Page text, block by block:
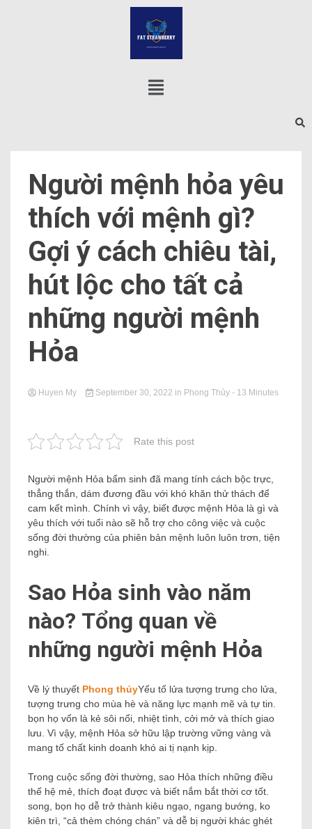
Người mệnh hỏa yêu
thích với mệnh gì?
Gợi ý cách chiêu tài,
hút lộc cho tất cả
những người mệnh
Hỏa
Huyen My September 30, 2022 in Phong Thủy - 13 Minutes
Rate this post
Người mệnh Hỏa bẩm sinh đã mang tính cách bộc trực,
thẳng thắn, dám đương đầu với khó khăn thử thách để
cam kết mình. Chính vì vậy, biết được mệnh Hỏa là gì và
yêu thích với tuổi nào sẽ hỗ trợ cho công việc và cuộc
sống đời thường của phiên bản mệnh luôn luôn trơn, tiện
nghi.
Sao Hỏa sinh vào năm
nào? Tổng quan về
những người mệnh Hỏa
Về lý thuyết Phong thủyYếu tố lửa tượng trưng cho lửa,
tượng trưng cho mùa hè và năng lực mạnh mẽ và tự tin.
bọn họ vốn là kẻ sôi nổi, nhiệt tình, cởi mở và thích giao
lưu. Vì vậy, mệnh Hỏa sở hữu lập trường vững vàng và
mang tố chất kinh doanh khó ai tị nạnh kịp.
Trong cuộc sống đời thường, sao Hỏa thích những điều
thế hệ mẻ, thích đoạt được và biết nắm bắt thời cơ tốt.
song, bọn họ dễ trở thành kiêu ngạo, ngang bướng, ko
kiên trì, “cả thèm chóng chán” và dễ bị người khác ghét